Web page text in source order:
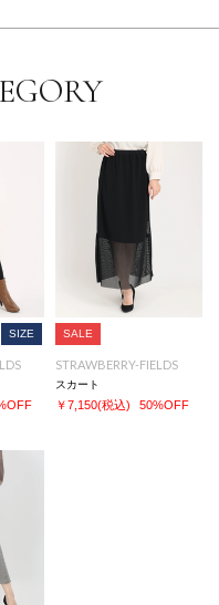
SIZE SALE
STRAWBERRY-FIELDS
スカート
￥7,150(税込) 50%OFF